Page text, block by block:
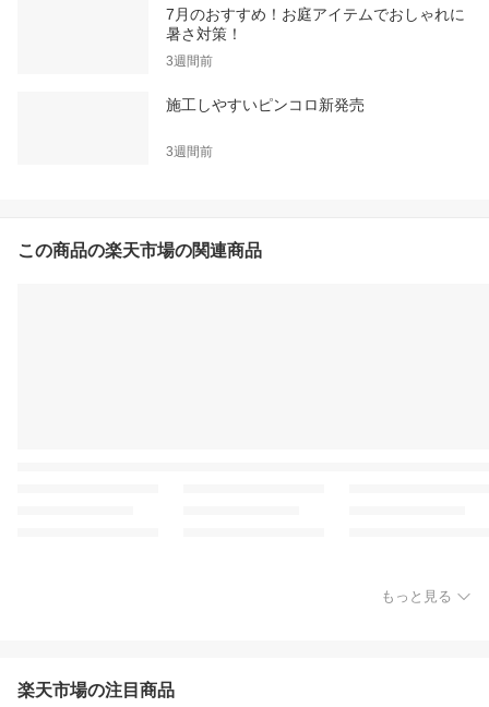
7月のおすすめ！お庭アイテムでおしゃれに
暑さ対策！
3週間前
施工しやすいピンコロ新発売
3週間前
この商品の楽天市場の関連商品
もっと見る
楽天市場の注目商品